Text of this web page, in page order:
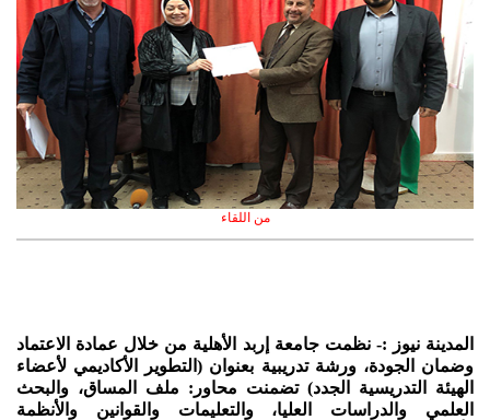
من اللقاء
المدينة نيوز :- نظمت جامعة إربد الأهلية من خلال عمادة الاعتماد
وضمان الجودة، ورشة تدريبية بعنوان (التطوير الأكاديمي لأعضاء
الهيئة التدريسية الجدد) تضمنت محاور: ملف المساق، والبحث
العلمي والدراسات العليا، والتعليمات والقوانين والأنظمة